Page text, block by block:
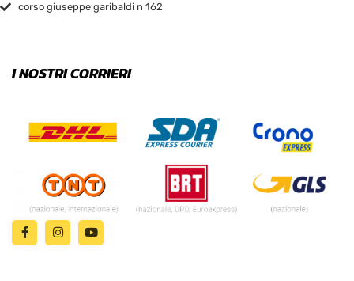
corso giuseppe garibaldi n 162
I NOSTRI CORRIERI